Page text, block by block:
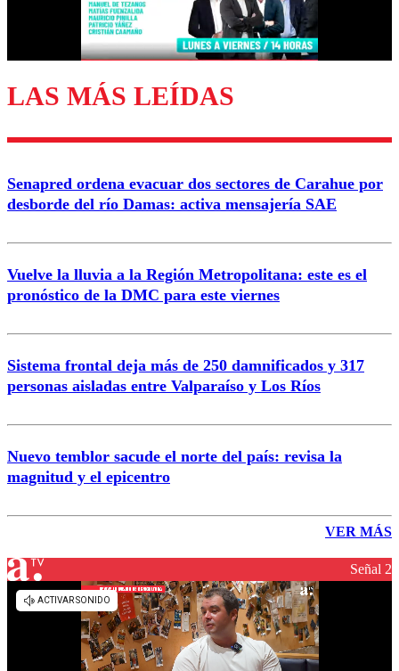
Enviar comentario
LAS MÁS LEÍDAS
Senapred ordena evacuar dos sectores de Carahue por
desborde del río Damas: activa mensajería SAE
Vuelve la lluvia a la Región Metropolitana: este es el
pronóstico de la DMC para este viernes
Sistema frontal deja más de 250 damnificados y 317
personas aisladas entre Valparaíso y Los Ríos
Nuevo temblor sacude el norte del país: revisa la
magnitud y el epicentro
VER MÁS
Señal 2